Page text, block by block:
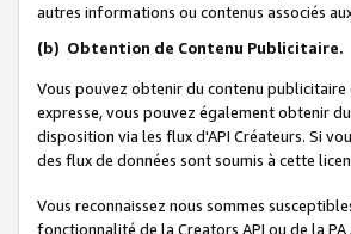
autres informations ou contenus associés
(b) Obtention de Contenu Publicitaire.
Vous pouvez obtenir du contenu
expresse, vous pouvez également obtenir
disposition via les flux d'API Créateurs. Si
des flux de données sont soumis à cette
Vous reconnaissez nous sommes
fonctionnalité de la Creators API ou de la